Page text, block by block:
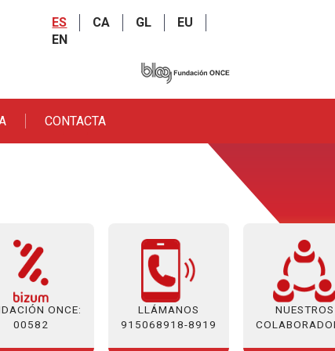
ES CA GL
EU
EN
CONTACTA
ONCE:
00582
LLÁMANOS
915068918-8919
NUESTROS